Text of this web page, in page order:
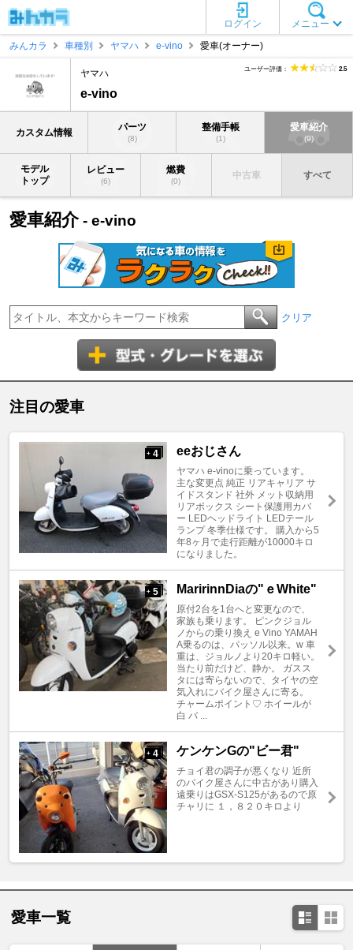
メニュー
ログイン
みんカラ
車種別 ヤマハ e-vino 愛車(オーナー)
ヤマハ
e-vino
ユーザー評価： 2.5
カスタム情報 パーツ
(8)
整備手帳
(1)
愛車紹介
(9)
モデル
トップ
レビュー
(6)
燃費
(0)
中古車 すべて
愛車紹介- e-vino
クリア
注目の愛車
+ 4 eeおじさん
ヤマハ e-vinoに乗っています。
主な変更点 純正 リアキャリア サ
イドスタンド 社外 メット収納用
リアボックス シート保護用カバ
ー LEDヘッドライト LEDテール
ランプ 冬季仕様です。 購入から5
年8ヶ月で走行距離が10000キロ
になりました。
+ 5 MaririnnDiaの"ｅWhite"
原付2台を1台へと変更なので、
家族も乗ります。 ピンクジョル
ノからの乗り換え e Vino YAMAH
A乗るのは、パッソル以来。w 車
重は、ジョルノより20キロ軽い。
当たり前だけど、静か。 ガスス
タには寄らないので、タイヤの空
気入れにバイク屋さんに寄る。
チャームポイント♡ ホイールが
白 バ ...
+ 4 ケンケンGの"ビー君"
チョイ君の調子が悪くなり 近所
のバイク屋さんに中古があり購入
遠乗りはGSX-S125があるので原
チャリに １，８２０キロより
愛車一覧